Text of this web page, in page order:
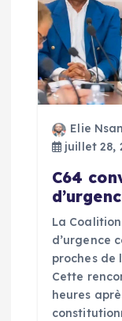
o
n
d
Elie
juillet 28,
C64
La
d’urgence
proches de
Cette
heures